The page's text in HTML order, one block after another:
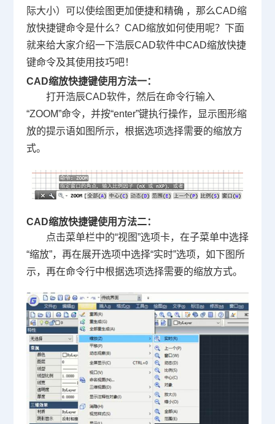
际大小）可以使绘图更加便捷和精确 ，那么CAD缩
放快捷键命令是什么？CAD缩放如何使用呢？下面
就来给大家介绍一下浩辰CAD软件中CAD缩放快捷
键命令及其使用技巧吧！
CAD缩放快捷键使用方法一：
打开浩辰CAD软件，然后在命令行输入
“ZOOM”命令，并按“enter”键执行操作，显示图形缩
放的提示语如图所示，根据选项选择需要的缩放方
式。
CAD缩放快捷键使用方法二：
点击菜单栏中的“视图”选项卡，在子菜单中选择
“缩放”，再在展开选项中选择“实时”选项，如下图所
示，再在命令行中根据选项选择需要的缩放方式。